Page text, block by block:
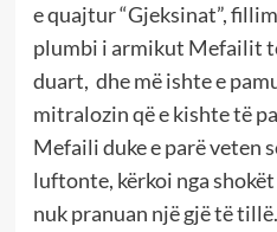
e quajtur “Gjeksinat”,
plumbi i armikut Mefailit
duart, dhe më ishte e
mitralozin që e kishte të
Mefaili duke e parë veten
luftonte, kërkoi nga
nuk pranuan një gjë të